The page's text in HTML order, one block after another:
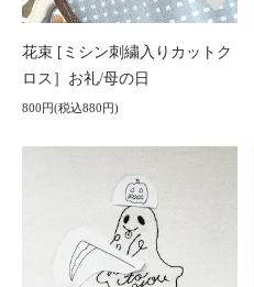
花束 [ミシン刺繍入りカットク
ロス］お礼/母の日
800円(税込880円)